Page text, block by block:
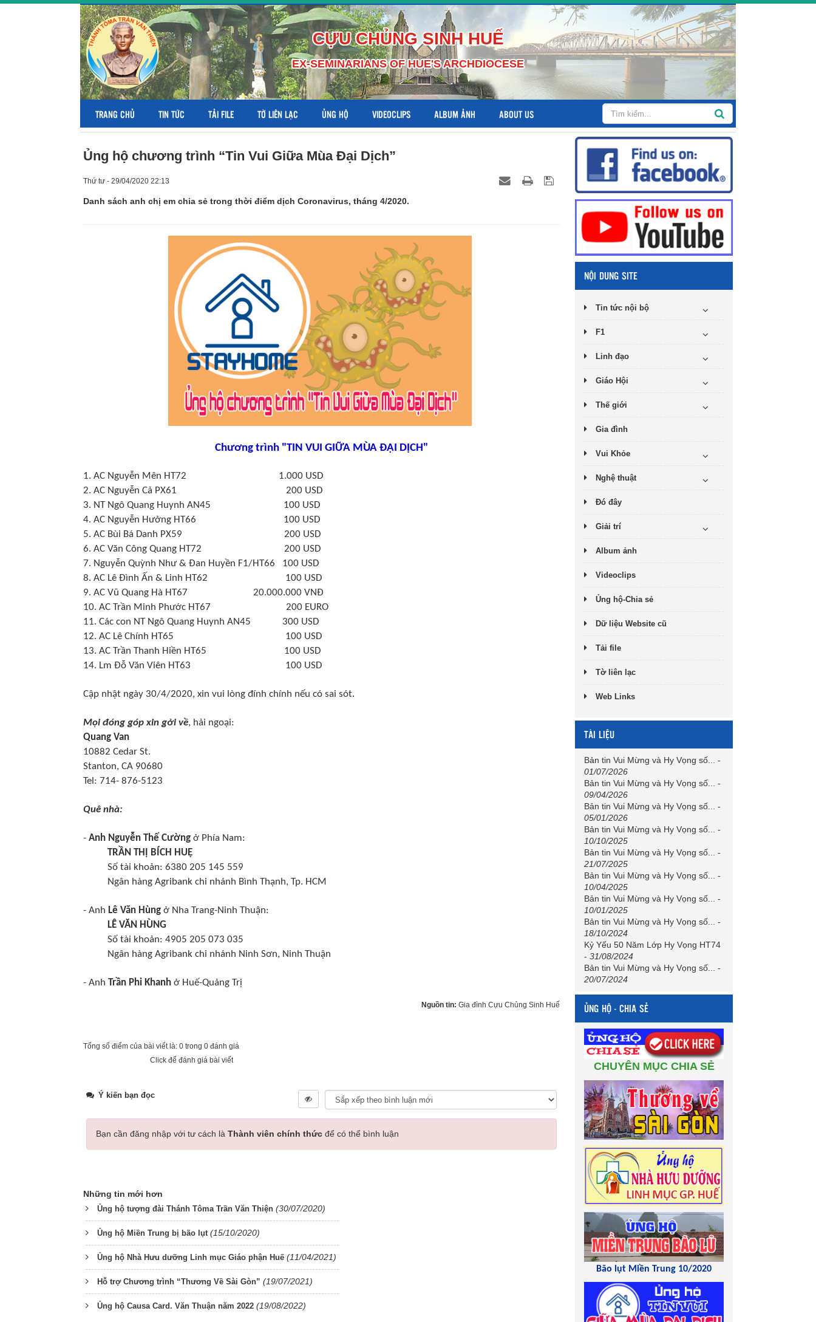
CỰU CHỦNG SINH HUẾ
EX-SEMINARIANS OF HUE'S ARCHDIOCESE
TRANG CHỦ TIN TỨC TẢI FILE TỜ LIÊN LẠC ỦNG HỘ VIDEOCLIPS ALBUM ẢNH ABOUT US
Ủng hộ chương trình “Tin Vui Giữa Mùa Đại Dịch”
Thứ tư - 29/04/2020 22:13
Danh sách anh chị em chia sẻ trong thời điểm dịch Coronavirus, tháng 4/2020.
Chương trình "TIN VUI GIỮA MÙA ĐẠI DỊCH"
1. AC Nguyễn Mên HT72 1.000 USD
2. AC Nguyễn Cả PX61 200 USD
3. NT Ngô Quang Huynh AN45 100 USD
4. AC Nguyễn Hưởng HT66 100 USD
5. AC Bùi Bá Danh PX59 200 USD
6. AC Văn Công Quang HT72 200 USD
7. Nguyễn Quỳnh Như & Đan Huyền F1/HT66 100 USD
8. AC Lê Đình Ấn & Linh HT62 100 USD
9. AC Vũ Quang Hà HT67 20.000.000 VNĐ
10. AC Trần Minh Phước HT67 200 EURO
11. Các con NT Ngô Quang Huynh AN45 300 USD
12. AC Lê Chính HT65 100 USD
13. AC Trần Thanh Hiền HT65 100 USD
14. Lm Đỗ Văn Viên HT63 100 USD
Cập nhật ngày 30/4/2020, xin vui lòng đính chính nếu có sai sót.
Mọi đóng góp xin gởi về, hải ngoại:
Quang Van
10882 Cedar St.
Stanton, CA 90680
Tel: 714- 876-5123
Quê nhà:
- Anh Nguyễn Thế Cường ở Phía Nam:
TRẦN THỊ BÍCH HUỆ
Số tài khoản: 6380 205 145 559
Ngân hàng Agribank chi nhánh Bình Thạnh, Tp. HCM
- Anh Lê Văn Hùng ở Nha Trang-Ninh Thuận:
LÊ VĂN HÙNG
Số tài khoản: 4905 205 073 035
Ngân hàng Agribank chi nhánh Ninh Sơn, Ninh Thuận
- Anh Trần Phi Khanh ở Huế-Quảng Trị
Nguồn tin: Gia đình Cựu Chủng Sinh Huế
Tổng số điểm của bài viết là: 0 trong 0 đánh giá
Click để đánh giá bài viết
Ý kiến bạn đọc
Bạn cần đăng nhập với tư cách là Thành viên chính thức để có thể bình luận
Những tin mới hơn
Ủng hộ tượng đài Thánh Tôma Trần Văn Thiện (30/07/2020)
Ủng hộ Miền Trung bị bão lụt (15/10/2020)
Ủng hộ Nhà Hưu dưỡng Linh mục Giáo phận Huế (11/04/2021)
Hỗ trợ Chương trình “Thương Về Sài Gòn” (19/07/2021)
Ủng hộ Causa Card. Văn Thuận năm 2022 (19/08/2022)
NỘI DUNG SITE
Tin tức nội bộ
F1
Linh đạo
Giáo Hội
Thế giới
Gia đình
Vui Khỏe
Nghệ thuật
Đó đây
Giải trí
Album ảnh
Videoclips
Ủng hộ-Chia sẻ
Dữ liệu Website cũ
Tải file
Tờ liên lạc
Web Links
TÀI LIỆU
Bản tin Vui Mừng và Hy Vọng số...
-
01/07/2026
Bản tin Vui Mừng và Hy Vọng số...
-
09/04/2026
Bản tin Vui Mừng và Hy Vọng số...
-
05/01/2026
Bản tin Vui Mừng và Hy Vọng số...
-
10/10/2025
Bản tin Vui Mừng và Hy Vọng số...
-
21/07/2025
Bản tin Vui Mừng và Hy Vọng số...
-
10/04/2025
Bản tin Vui Mừng và Hy Vọng số...
-
10/01/2025
Bản tin Vui Mừng và Hy Vọng số...
-
18/10/2024
Kỷ Yếu 50 Năm Lớp Hy Vọng HT74
- 31/08/2024
Bản tin Vui Mừng và Hy Vọng số...
-
20/07/2024
ỦNG HỘ - CHIA SẺ
CHUYÊN MỤC CHIA SẺ
Bão lụt Miền Trung 10/2020